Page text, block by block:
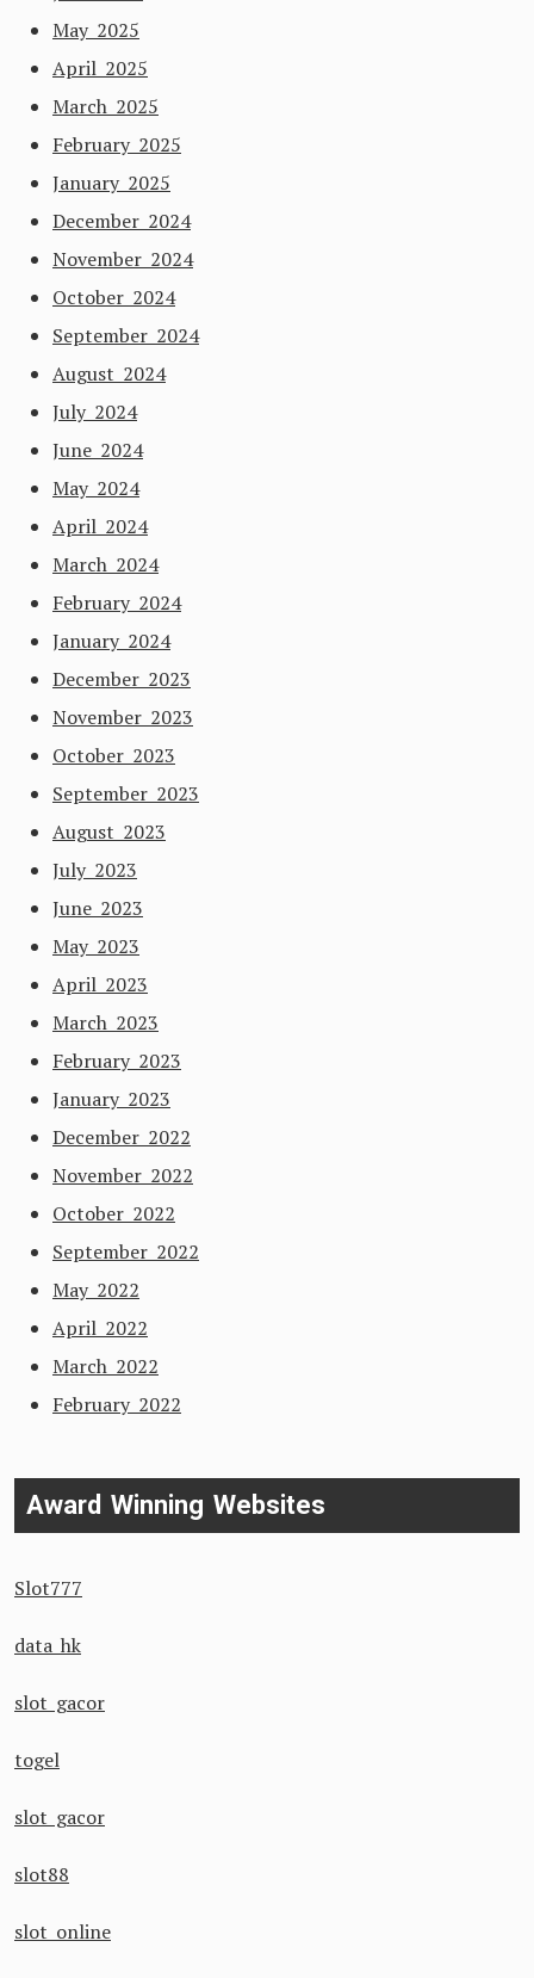
May 2025
April 2025
March 2025
February 2025
January 2025
December 2024
November 2024
October 2024
September 2024
August 2024
July 2024
June 2024
May 2024
April 2024
March 2024
February 2024
January 2024
December 2023
November 2023
October 2023
September 2023
August 2023
July 2023
June 2023
May 2023
April 2023
March 2023
February 2023
January 2023
December 2022
November 2022
October 2022
September 2022
May 2022
April 2022
March 2022
February 2022
Award Winning Websites
Slot777
data hk
slot gacor
togel
slot gacor
slot88
slot online